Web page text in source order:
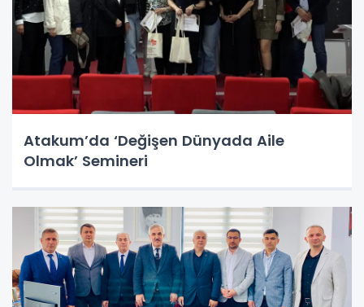
Atakum’da ‘Değişen Dünyada Aile
Olmak’ Semineri